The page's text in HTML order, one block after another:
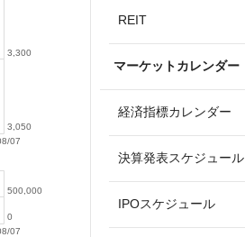
07
3,050
3,300
07
0
500,000
REIT
マーケットカレンダー
経済指標カレンダー
決算発表スケジュール
IPOスケジュール